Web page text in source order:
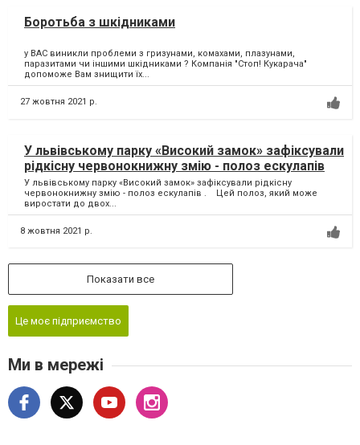
Боротьба з шкідниками
у ВАС виникли проблеми з гризунами, комахами, плазунами,
паразитами чи іншими шкідниками ? Компанія "Стоп! Кукарача"
допоможе Вам знищити їх...
27 жовтня 2021 р.
У львівському парку «Високий замок» зафіксували
рідкісну червонокнижну змію - полоз ескулапів
У львівському парку «Високий замок» зафіксували рідкісну
червонокнижну змію - полоз ескулапів . Цей полоз, який може
виростати до двох...
8 жовтня 2021 р.
Показати все
Це моє підприємство
Ми в мережі